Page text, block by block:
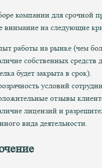
компании для срочной
внимание на следующие
работы на рынке (чем
собственных средств
будет закрыта в срок).
условий
отзывы
лицензий и
вида деятельности.